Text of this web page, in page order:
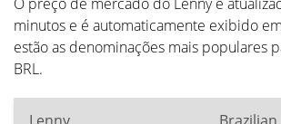
minutos e é automaticamente exibido
estão as denominações mais populares
BRL.